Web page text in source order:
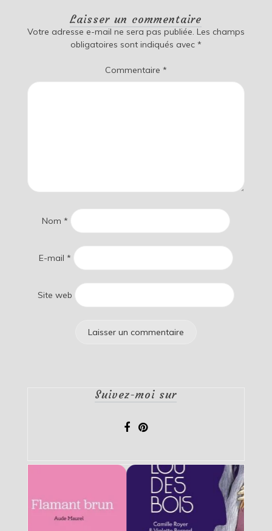
Laisser un commentaire
Votre adresse e-mail ne sera pas publiée. Les champs
obligatoires sont indiqués avec *
Commentaire *
Nom *
E-mail *
Site web
Suivez-moi sur